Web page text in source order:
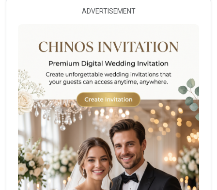
ADVERTISEMENT